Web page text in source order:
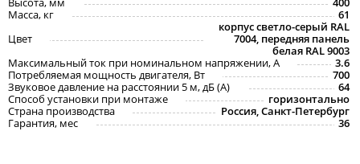
Масса, кг
61
Цвет
корпус светло-серый RAL
7004, передняя панель
белая RAL 9003
Максимальный ток при номинальном напряжении, A
3.6
Потребляемая мощность двигателя, Вт
700
Звуковое давление на расстоянии 5 м, дБ (A)
64
Способ установки при монтаже
горизонтально
Страна производства
Россия, Санкт-Петербург
Гарантия, мес
36